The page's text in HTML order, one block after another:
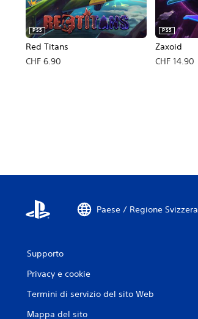
Red Titans
PS5
CHF 6.90
Zaxoid
PS5
CHF 14.90
Paese / Regione Svizzera
Supporto
Privacy e cookie
Termini di servizio del sito Web
Mappa del sito